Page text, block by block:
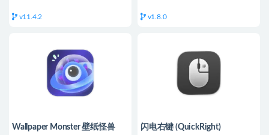
v11.4.2 v1.8.0
Wallpaper Monster 壁纸怪兽 闪电右键 (QuickRight)